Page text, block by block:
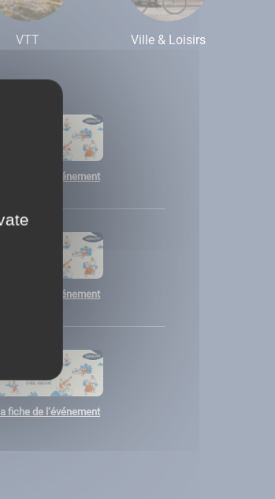
VTT Ville & Loisirs
la fiche de l’événement
la fiche de l’événement
fiche de l’événement